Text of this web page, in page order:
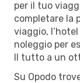
per il tuo
completare la
viaggio,
noleggio per
Il tutto a un
Su Opodo